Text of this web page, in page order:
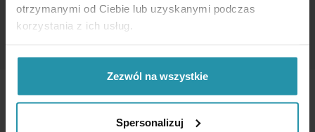
otrzymanymi od Ciebie lub uzyskanymi podczas
korzystania z ich usług.
Zezwól na wszystkie
Spersonalizuj